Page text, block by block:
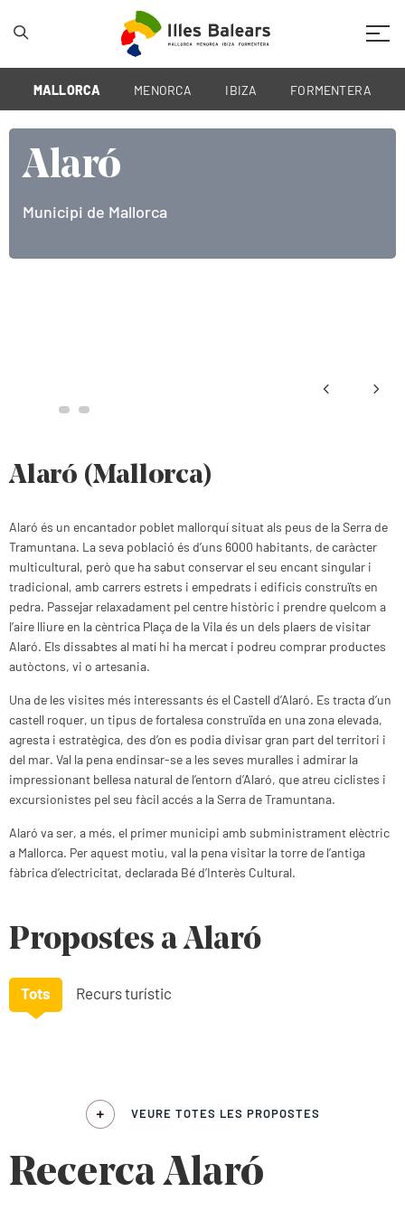
MALLORCA MENORCA IBIZA FORMENTERA
de Mallorca
Alaró (Mallorca)
Alaró és un encantador poblet mallorquí situat als peus de la Serra de
Tramuntana. La seva població és d’uns 6000 habitants, de caràcter
multicultural, però que ha sabut conservar el seu encant singular i
tradicional, amb carrers estrets i empedrats i edificis construïts en
pedra. Passejar relaxadament pel centre històric i prendre quelcom a
l’aire lliure en la cèntrica Plaça de la Vila és un dels plaers de visitar
Alaró. Els dissabtes al matí hi ha mercat i podreu comprar productes
autòctons, vi o artesania.
Una de les visites més interessants és el Castell d’Alaró. Es tracta d’un
castell roquer, un tipus de fortalesa construïda en una zona elevada,
agresta i estratègica, des d’on es podia divisar gran part del territori i
del mar. Val la pena endinsar-se a les seves muralles i admirar la
impressionant bellesa natural de l’entorn d’Alaró, que atreu ciclistes i
excursionistes pel seu fàcil accés a la Serra de Tramuntana.
Alaró va ser, a més, el primer municipi amb subministrament elèctric
a Mallorca. Per aquest motiu, val la pena visitar la torre de l’antiga
fàbrica d’electricitat, declarada Bé d’Interès Cultural.
Propostes a Alaró
Tots Recurs turístic
VEURE TOTES LES PROPOSTES
Recerca Alaró